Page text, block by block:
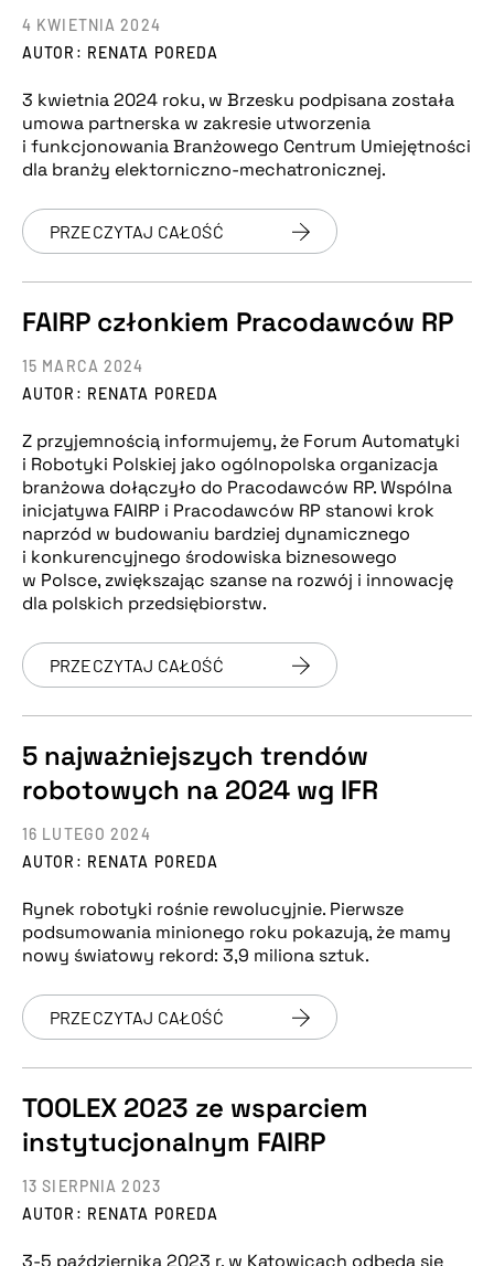
AUTOR: RENATA POREDA
4 KWIETNIA 2024
3 kwietnia 2024 roku, w Brzesku podpisana została
umowa partnerska w zakresie utworzenia
i funkcjonowania Branżowego Centrum Umiejętności
dla branży elektorniczno-mechatronicznej.
PRZECZYTAJ CAŁOŚĆ
FAIRP członkiem Pracodawców RP
AUTOR: RENATA POREDA
15 MARCA 2024
Z przyjemnością informujemy, że Forum Automatyki
i Robotyki Polskiej jako ogólnopolska organizacja
branżowa dołączyło do Pracodawców RP. Wspólna
inicjatywa FAIRP i Pracodawców RP stanowi krok
naprzód w budowaniu bardziej dynamicznego
i konkurencyjnego środowiska biznesowego
w Polsce, zwiększając szanse na rozwój i innowację
dla polskich przedsiębiorstw.
PRZECZYTAJ CAŁOŚĆ
5 najważniejszych trendów
robotowych na 2024 wg IFR
AUTOR: RENATA POREDA
16 LUTEGO 2024
Rynek robotyki rośnie rewolucyjnie. Pierwsze
podsumowania minionego roku pokazują, że mamy
nowy światowy rekord: 3,9 miliona sztuk.
PRZECZYTAJ CAŁOŚĆ
TOOLEX 2023 ze wsparciem
instytucjonalnym FAIRP
AUTOR: RENATA POREDA
13 SIERPNIA 2023